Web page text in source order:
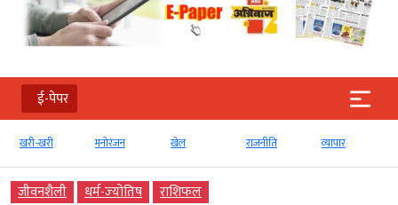
ई-पेपर
खरी-खरी मनोरंजन खेल राजनीति व्‍यापार
जीवनशैली धर्म-ज्‍योतिष राशिफल